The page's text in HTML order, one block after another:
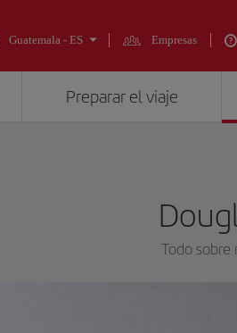
Guatemala - ES Empresas
Preparar el viaje
Todo sobre